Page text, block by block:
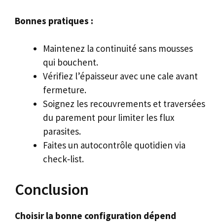
Bonnes pratiques :
Maintenez la continuité sans mousses
qui bouchent.
Vérifiez l’épaisseur avec une cale avant
fermeture.
Soignez les recouvrements et traversées
du parement pour limiter les flux
parasites.
Faites un autocontrôle quotidien via
check‑list.
Conclusion
Choisir la bonne configuration dépend